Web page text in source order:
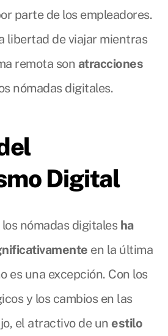
parte de los empleadores.
libertad de viajar mientras
remota son atracciones
nómadas digitales.
Digital
nómadas digitales ha
en la última
es una excepción. Con los
y los cambios en las
el atractivo de un estilo